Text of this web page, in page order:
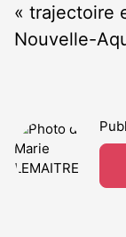
« trajectoire
Nouvelle-